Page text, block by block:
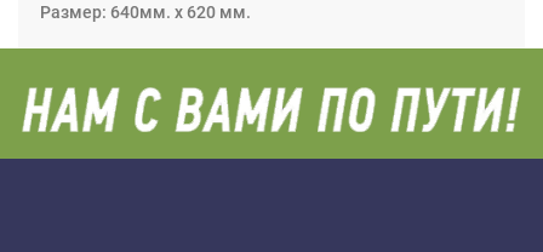
Размер: 640мм. х 620 мм.